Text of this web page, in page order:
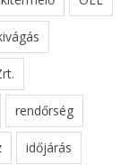
rendőrség
időjárás